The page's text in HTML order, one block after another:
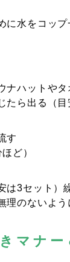
に水をコッ
ナハットや
たら出る（目
す
ど）
は3セット
理のないよう
マナー